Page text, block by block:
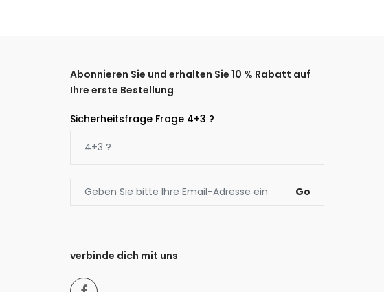
Abonnieren Sie und erhalten Sie 10 % Rabatt auf
Ihre erste Bestellung
Sicherheitsfrage Frage 4+3 ?
Go
verbinde dich mit uns